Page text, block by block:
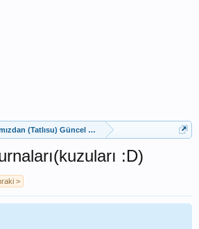
(Tatlısu) Güncel Av Raporları
:D)
>